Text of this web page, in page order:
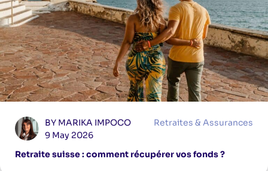
BY MARIKA IMPOCO
9 May 2026
Retraites & Assurances
Retraite suisse : comment récupérer vos fonds ?